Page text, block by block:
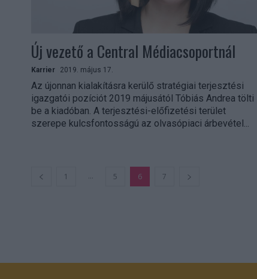
Új vezető a Central Médiacsoportnál
Karrier 2019. május 17.
Az újonnan kialakításra kerülő stratégiai terjesztési
igazgatói pozíciót 2019 májusától Tóbiás Andrea tölti
be a kiadóban. A terjesztési-előfizetési terület
szerepe kulcsfontosságú az olvasópiaci árbevétel...
1 ... 5 6 7